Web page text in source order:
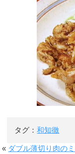
タグ：和知徹
« ダブル薄切り肉の